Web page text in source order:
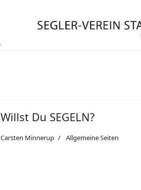
Willst Du SEGELN?
Carsten Minnerup Allgemeine Seiten